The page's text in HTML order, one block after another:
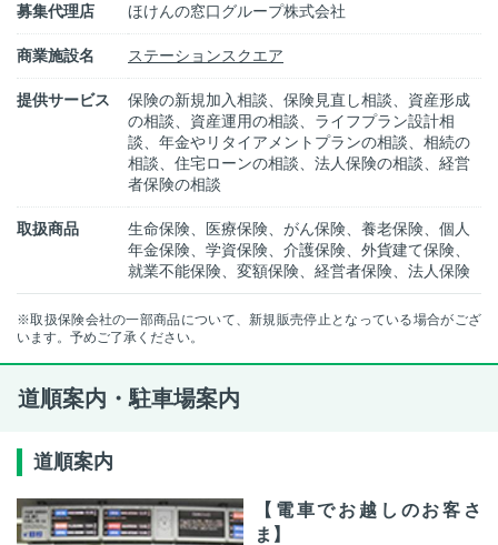
募集代理店 ほけんの窓口グループ株式会社
商業施設名 ステーションスクエア
提供サービス
保険の新規加入相談、保険見直し相談、資産形成
の相談、資産運用の相談、ライフプラン設計相
談、年金やリタイアメントプランの相談、相続の
相談、住宅ローンの相談、法人保険の相談、経営
者保険の相談
取扱商品
生命保険、医療保険、がん保険、養老保険、個人
年金保険、学資保険、介護保険、外貨建て保険、
就業不能保険、変額保険、経営者保険、法人保険
※取扱保険会社の一部商品について、新規販売停止となっている場合がござ
います。予めご了承ください。
道順案内・駐車場案内
道順案内
【電車でお越しのお客さ
ま】